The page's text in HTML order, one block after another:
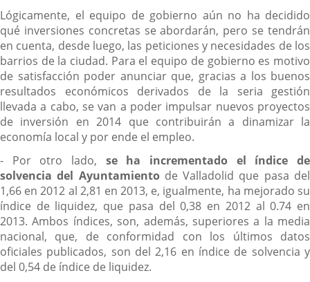
Lógicamente, el equipo de gobierno aún no ha decidido
qué inversiones concretas se abordarán, pero se tendrán
en cuenta, desde luego, las peticiones y necesidades de los
barrios de la ciudad. Para el equipo de gobierno es motivo
de satisfacción poder anunciar que, gracias a los buenos
resultados económicos derivados de la seria gestión
llevada a cabo, se van a poder impulsar nuevos proyectos
de inversión en 2014 que contribuirán a dinamizar la
economía local y por ende el empleo.
- Por otro lado, se ha incrementado el índice de
solvencia del Ayuntamientode Valladolid que pasa del
1,66 en 2012 al 2,81 en 2013, e, igualmente, ha mejorado su
índice de liquidez, que pasa del 0,38 en 2012 al 0.74 en
2013. Ambos índices, son, además, superiores a la media
nacional, que, de conformidad con los últimos datos
oficiales publicados, son del 2,16 en índice de solvencia y
del 0,54 de índice de liquidez.